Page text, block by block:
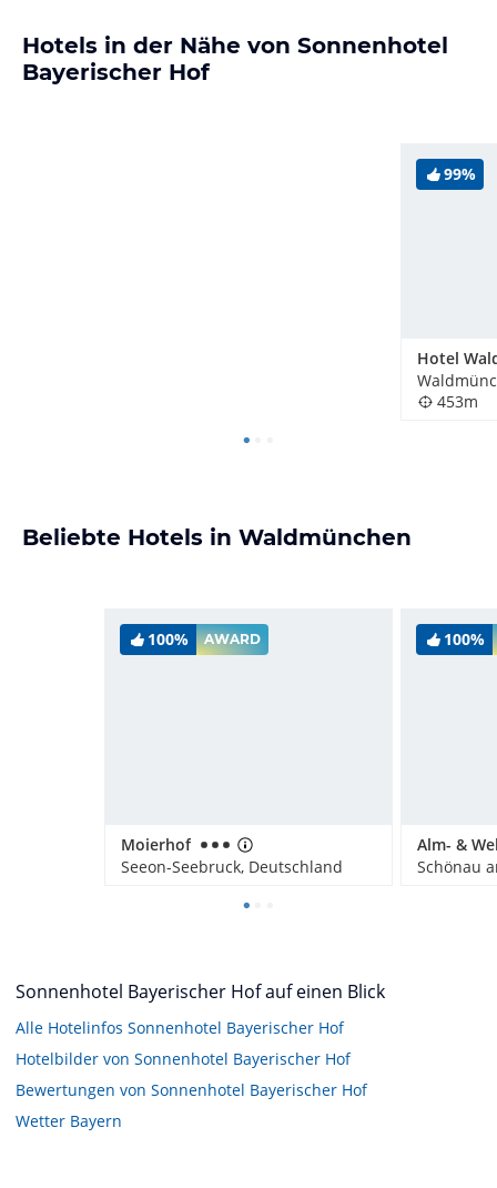
Hotels in der Nähe von Sonnenhotel
Bayerischer Hof
99%
453m
Beliebte Hotels in Waldmünchen
100% AWARD
Moierhof
Seeon-Seebruck, Deutschland
100%
Sonnenhotel Bayerischer Hof auf einen Blick
Alle Hotelinfos Sonnenhotel Bayerischer Hof
Hotelbilder von Sonnenhotel Bayerischer Hof
Bewertungen von Sonnenhotel Bayerischer Hof
Wetter Bayern